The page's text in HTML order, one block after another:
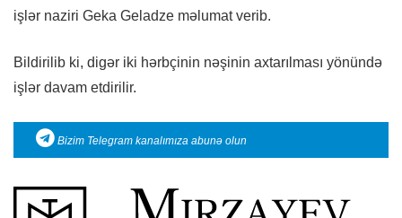
işlər naziri Geka Geladze məlumat verib.
Bildirilib ki, digər iki hərbçinin nəşinin axtarılması yönündə
işlər davam etdirilir.
Bizim Telegram kanalımıza abunə olun